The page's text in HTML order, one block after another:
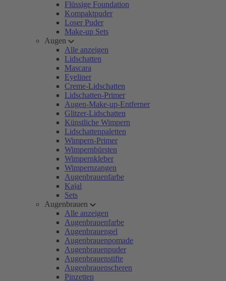
Flüssige Foundation
Kompaktpuder
Loser Puder
Make-up Sets
Augen
Alle anzeigen
Lidschatten
Mascara
Eyeliner
Creme-Lidschatten
Lidschatten-Primer
Augen-Make-up-Entferner
Glitzer-Lidschatten
Künstliche Wimpern
Lidschattenpaletten
Wimpern-Primer
Wimpernbürsten
Wimpernkleber
Wimpernzangen
Augenbrauenfarbe
Kajal
Sets
Augenbrauen
Alle anzeigen
Augenbrauenfarbe
Augenbrauengel
Augenbrauenpomade
Augenbrauenpuder
Augenbrauenstifte
Augenbrauenscheren
Pinzetten